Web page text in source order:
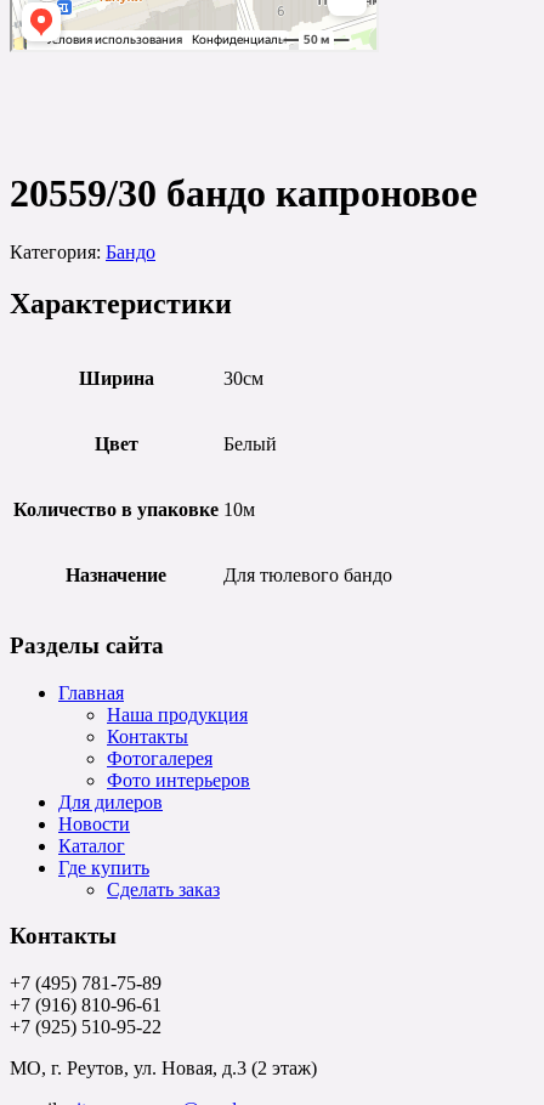
20559/30 бандо капроновое
Категория: Бандо
Характеристики
Ширина 30см
Цвет Белый
Количество в упаковке 10м
Назначение Для тюлевого бандо
Разделы сайта
Главная
Наша продукция
Контакты
Фотогалерея
Фото интерьеров
Для дилеров
Новости
Каталог
Где купить
Сделать заказ
Контакты
+7 (495) 781-75-89
+7 (916) 810-96-61
+7 (925) 510-95-22
МО, г. Реутов, ул. Новая, д.3 (2 этаж)